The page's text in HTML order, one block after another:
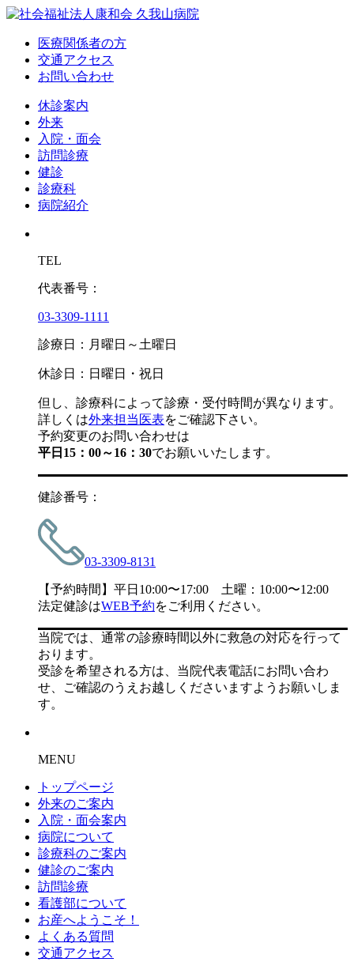
医療関係者の方
交通アクセス
お問い合わせ
休診案内
外来
入院・面会
訪問診療
健診
診療科
病院紹介
TEL
代表番号：
03-3309-1111
診療日：月曜日～土曜日
休診日：日曜日・祝日
但し、診療科によって診療・受付時間が異なります。
詳しくは外来担当医表をご確認下さい。
予約変更のお問い合わせは
平日15：00～16：30でお願いいたします。
健診番号：
03-3309-8131
【予約時間】平日10:00〜17:00 土曜：10:00〜12:00
法定健診はWEB予約をご利用ください。
当院では、通常の診療時間以外に救急の対応を行って
おります。
受診を希望される方は、当院代表電話にお問い合わ
せ、ご確認のうえお越しくださいますようお願いしま
す。
MENU
トップページ
外来のご案内
入院・面会案内
病院について
診療科のご案内
健診のご案内
訪問診療
看護部について
お産へようこそ！
よくある質問
交通アクセス